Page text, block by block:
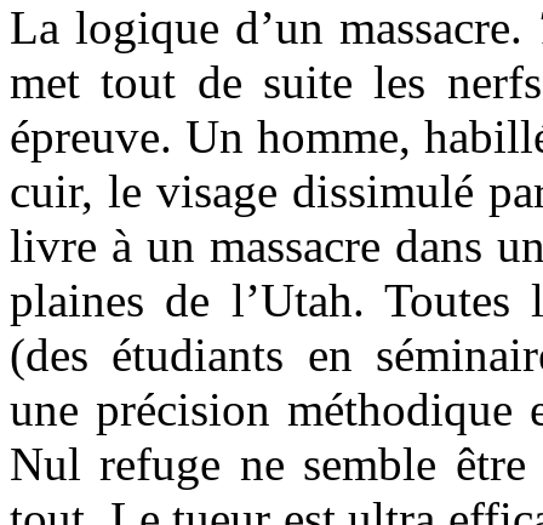
La logique d’un massacre.
met tout de suite les
épreuve. Un homme,
cuir, le visage dissimulé
livre à un massacre dans
plaines de l’Utah. Toutes
(des étudiants en
une précision méthodique
Nul refuge ne semble